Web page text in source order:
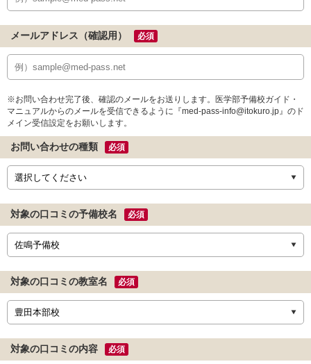
メールアドレス（確認用） 必須
※お問い合わせ完了後、確認のメールをお送りします。医学部予備校ガイド・
マニュアルからのメールを受信できるように『med-pass-info@itokuro.jp』のド
メイン受信設定をお願いします。
お問い合わせの種類 必須
対象の口コミの予備校名 必須
対象の口コミの教室名 必須
対象の口コミの内容 必須